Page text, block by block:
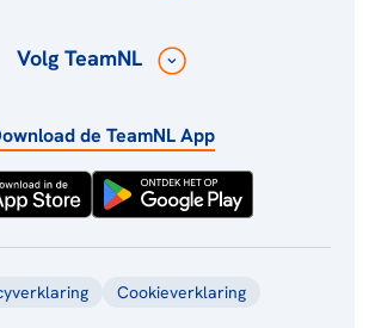
Volg TeamNL
de TeamNL App
Cookieverklaring